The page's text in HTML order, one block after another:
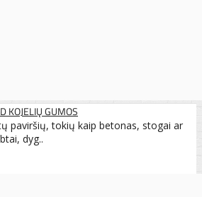
KOJELIŲ GUMOS
paviršių, tokių kaip betonas, stogai ar
dyg..